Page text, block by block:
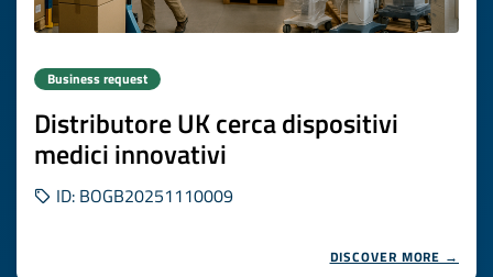
Business request
Distributore UK cerca dispositivi
medici innovativi
ID: BOGB20251110009
DISCOVER MORE →